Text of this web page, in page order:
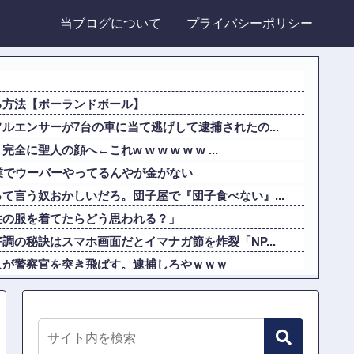
当ブログについて プライバシーポリシー
法【ポーランドボール】
エンサーが7台の車に当て逃げして逮捕されたの...
完全に聖人の顔へ←これw w w w w w ...
ウーバーやってるんやが金がない
言う奴おかしいだろ。団子屋で『団子食べない』...
服を着てたらどう思われる？」
調の秘訣はスマホ画面だとイマナガ節を炸裂「NP...
が警察官を突き飛ばす。逮捕しろやｗｗｗ
雷で選手1人が死亡、12人が負傷した事故。
100メートルJKのお尻をモロ映し